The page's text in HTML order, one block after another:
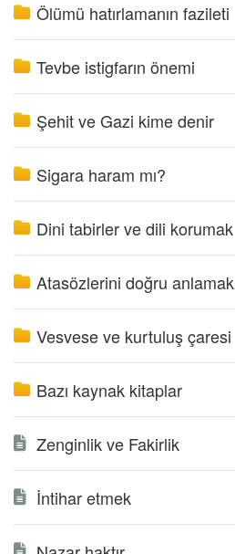
Ölümü hatırlamanın fazileti
Tevbe istigfarın önemi
Şehit ve Gazi kime denir
Sigara haram mı?
Dini tabirler ve dili korumak
Atasözlerini doğru anlamak
Vesvese ve kurtuluş çaresi
Bazı kaynak kitaplar
Zenginlik ve Fakirlik
İntihar etmek